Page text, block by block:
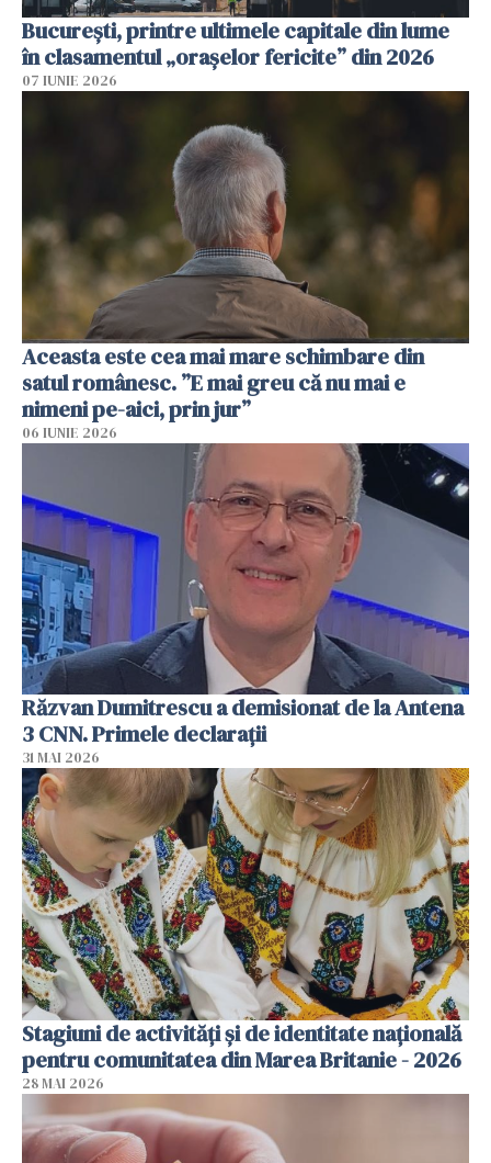
București, printre ultimele capitale din lume
în clasamentul „orașelor fericite” din 2026
07 IUNIE 2026
Aceasta este cea mai mare schimbare din
satul românesc. ”E mai greu că nu mai e
nimeni pe-aici, prin jur”
06 IUNIE 2026
Răzvan Dumitrescu a demisionat de la Antena
3 CNN. Primele declarații
31 MAI 2026
Stagiuni de activități și de identitate națională
pentru comunitatea din Marea Britanie - 2026
28 MAI 2026